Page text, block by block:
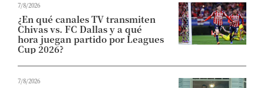
7/8/2026
¿En qué canales TV transmiten
Chivas vs. FC Dallas y a qué
hora juegan partido por Leagues
Cup 2026?
7/8/2026